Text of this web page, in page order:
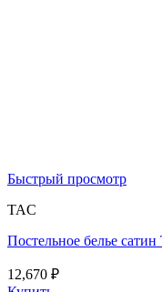
Быстрый просмотр
TAC
Постельное белье
12,670 ₽